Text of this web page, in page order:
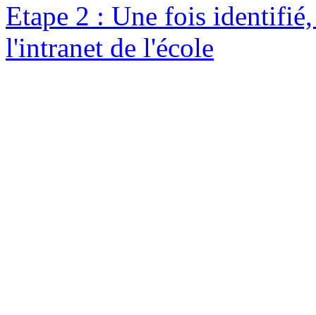
Etape 2 : Une fois
l'intranet de l'école